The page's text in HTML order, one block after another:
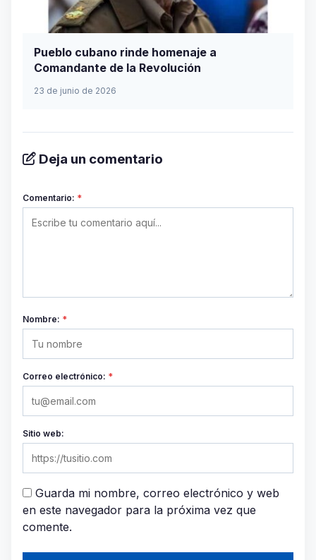
Pueblo cubano rinde homenaje a
Comandante de la Revolución
23 de junio de 2026
Deja un comentario
Comentario: *
Nombre: *
Correo electrónico: *
Sitio web:
Guarda mi nombre, correo electrónico y web
en este navegador para la próxima vez que
comente.